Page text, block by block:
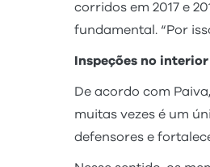
corridos em 2017 e
fundamental. “Por
Inspeções no interior
De acordo com
muitas vezes é um
defensores e